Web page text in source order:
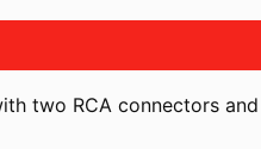
two RCA connectors